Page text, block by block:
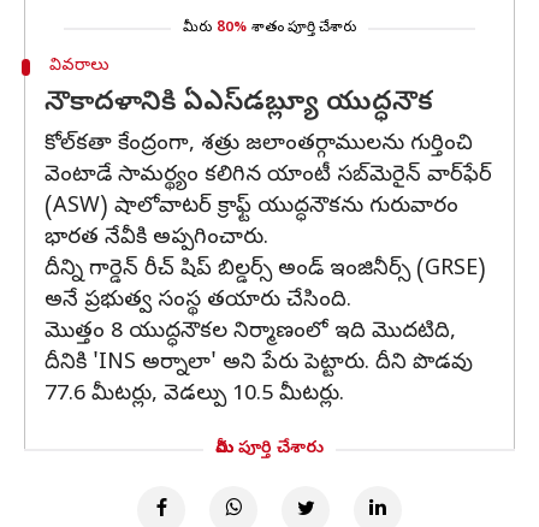
మీరు 80% శాతం పూర్తి చేశారు
వివరాలు
నౌకాదళానికి ఏఎస్‌డబ్ల్యూ యుద్ధనౌక
కోల్‌కతా కేంద్రంగా, శత్రు జలాంతర్గాములను గుర్తించి
వెంటాడే సామర్థ్యం కలిగిన యాంటీ సబ్‌మెరైన్‌ వార్‌ఫేర్‌
(ASW) షాలోవాటర్‌ క్రాఫ్ట్‌ యుద్ధనౌకను గురువారం
భారత నేవీకి అప్పగించారు.
దీన్ని గార్డెన్‌ రీచ్‌ షిప్‌ బిల్డర్స్‌ అండ్‌ ఇంజినీర్స్‌ (GRSE)
అనే ప్రభుత్వ సంస్థ తయారు చేసింది.
మొత్తం 8 యుద్ధనౌకల నిర్మాణంలో ఇది మొదటిది,
దీనికి 'INS అర్నాలా' అని పేరు పెట్టారు. దీని పొడవు
77.6 మీటర్లు, వెడల్పు 10.5 మీటర్లు.
మీరు పూర్తి చేశారు